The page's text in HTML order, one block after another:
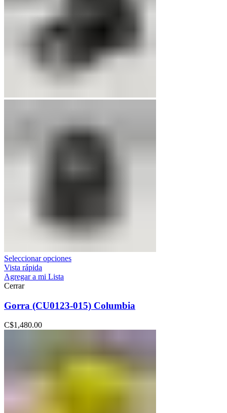
Seleccionar opciones
Vista rápida
Agregar a mi Lista
Cerrar
Gorra (CU0123-015) Columbia
C$1,480.00